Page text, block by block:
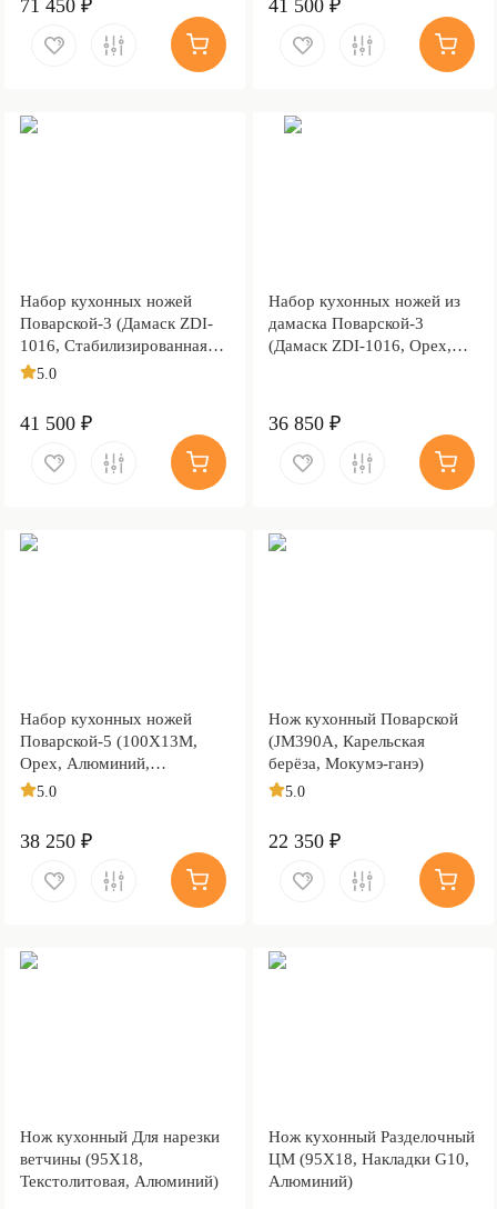
71 450 ₽ 41 500 ₽
Набор кухонных ножей
Поварской-3 (Дамаск ZDI-
1016, Стабилизированная
карельская береза
5.0
41 500 ₽
Набор кухонных ножей из
дамаска Поварской-3
(Дамаск ZDI-1016, Орех,
36 850 ₽
Набор кухонных ножей
Поварской-5 (100Х13М,
Орех, Алюминий,
Обработка клинка
5.0
38 250 ₽
Нож кухонный Поварской
(JM390A, Карельская
берёза, Мокумэ-ганэ)
5.0
22 350 ₽
Нож кухонный Для нарезки
ветчины (95Х18,
Текстолитовая, Алюминий)
Нож кухонный Разделочный
ЦМ (95Х18, Накладки G10,
Алюминий)